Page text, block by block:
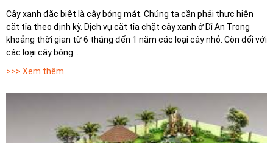
Cây xanh đặc biệt là cây bóng mát. Chúng ta cần phải thực hiện
cắt tỉa theo định kỳ. Dịch vụ cắt tỉa chặt cây xanh ở Dĩ An Trong
khoảng thời gian từ 6 tháng đến 1 năm các loại cây nhỏ. Còn đối với
các loại cây bóng...
>>> Xem thêm